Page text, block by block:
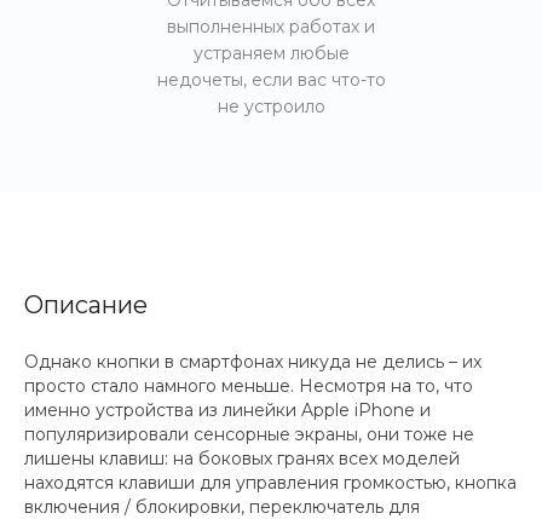
выполненных работах и
устраняем любые
недочеты, если вас что-то
не устроило
Описание
Однако кнопки в смартфонах никуда не делись – их
просто стало намного меньше. Несмотря на то, что
именно устройства из линейки Apple iPhone и
популяризировали сенсорные экраны, они тоже не
лишены клавиш: на боковых гранях всех моделей
находятся клавиши для управления громкостью, кнопка
включения / блокировки, переключатель для